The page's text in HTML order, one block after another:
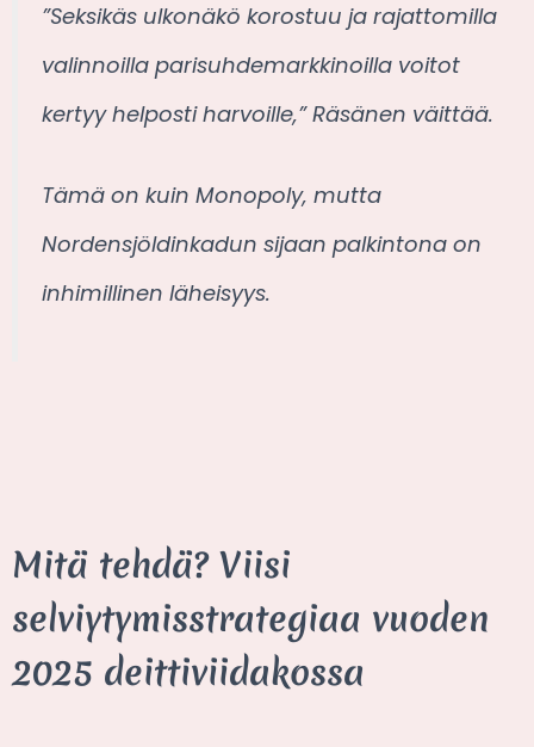
”Seksikäs ulkonäkö korostuu ja rajattomilla
valinnoilla parisuhdemarkkinoilla voitot
kertyy helposti harvoille,” Räsänen väittää.
Tämä on kuin Monopoly, mutta
Nordensjöldinkadun sijaan palkintona on
inhimillinen läheisyys.
Mitä tehdä? Viisi
selviytymisstrategiaa vuoden
2025 deittiviidakossa